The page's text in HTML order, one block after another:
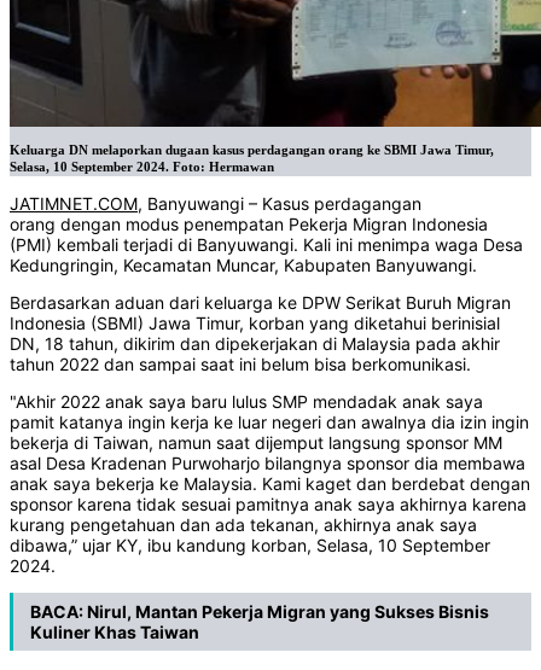
Keluarga DN melaporkan dugaan kasus perdagangan orang ke SBMI Jawa Timur,
Selasa, 10 September 2024. Foto: Hermawan
JATIMNET.COM, Banyuwangi – Kasus perdagangan
orang dengan modus penempatan Pekerja Migran Indonesia
(PMI) kembali terjadi di Banyuwangi. Kali ini menimpa waga Desa
Kedungringin, Kecamatan Muncar, Kabupaten Banyuwangi.
Berdasarkan aduan dari keluarga ke DPW Serikat Buruh Migran
Indonesia (SBMI) Jawa Timur, korban yang diketahui berinisial
DN, 18 tahun, dikirim dan dipekerjakan di Malaysia pada akhir
tahun 2022 dan sampai saat ini belum bisa berkomunikasi.
"Akhir 2022 anak saya baru lulus SMP mendadak anak saya
pamit katanya ingin kerja ke luar negeri dan awalnya dia izin ingin
bekerja di Taiwan, namun saat dijemput langsung sponsor MM
asal Desa Kradenan Purwoharjo bilangnya sponsor dia membawa
anak saya bekerja ke Malaysia. Kami kaget dan berdebat dengan
sponsor karena tidak sesuai pamitnya anak saya akhirnya karena
kurang pengetahuan dan ada tekanan, akhirnya anak saya
dibawa,” ujar KY, ibu kandung korban, Selasa, 10 September
2024.
BACA:Nirul, Mantan Pekerja Migran yang Sukses Bisnis
Kuliner Khas Taiwan